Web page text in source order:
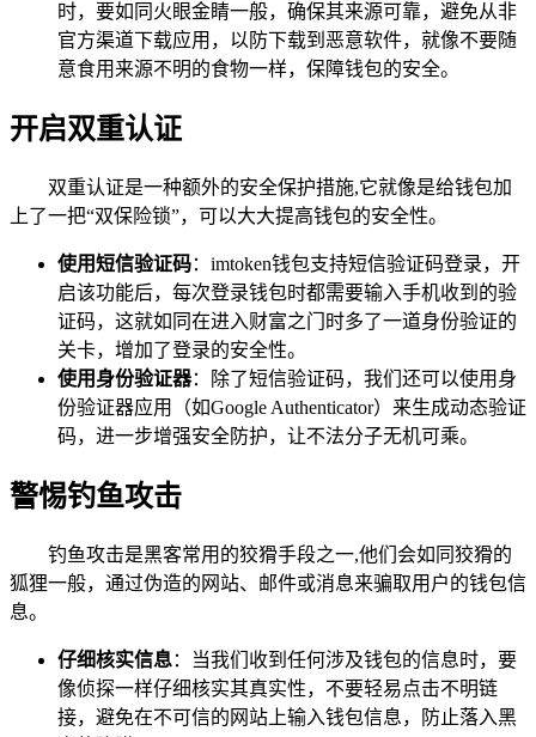
时，要如同火眼金睛一般，确保其来源可靠，避免从非
官方渠道下载应用，以防下载到恶意软件，就像不要随
意食用来源不明的食物一样，保障钱包的安全。
开启双重认证
双重认证是一种额外的安全保护措施,它就像是给钱包加
上了一把“双保险锁”，可以大大提高钱包的安全性。
使用短信验证码：imtoken钱包支持短信验证码登录，开
启该功能后，每次登录钱包时都需要输入手机收到的验
证码，这就如同在进入财富之门时多了一道身份验证的
关卡，增加了登录的安全性。
使用身份验证器：除了短信验证码，我们还可以使用身
份验证器应用（如Google Authenticator）来生成动态验证
码，进一步增强安全防护，让不法分子无机可乘。
警惕钓鱼攻击
钓鱼攻击是黑客常用的狡猾手段之一,他们会如同狡猾的
狐狸一般，通过伪造的网站、邮件或消息来骗取用户的钱包信
息。
仔细核实信息：当我们收到任何涉及钱包的信息时，要
像侦探一样仔细核实其真实性，不要轻易点击不明链
接，避免在不可信的网站上输入钱包信息，防止落入黑